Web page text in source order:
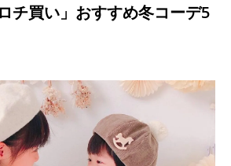
チ買い」おすすめ冬コーデ5